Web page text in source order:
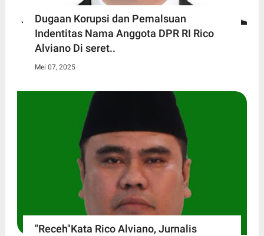
Dugaan Korupsi dan Pemalsuan
Indentitas Nama Anggota DPR RI Rico
Alviano Di seret..
Mei 07, 2025
"Receh"Kata Rico Alviano, Jurnalis